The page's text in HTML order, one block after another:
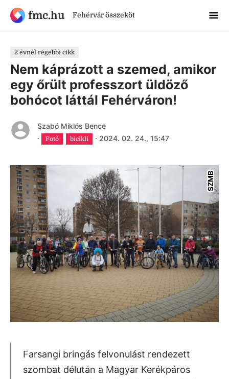
fmc.hu Fehérvár összeköt
2 évnél régebbi cikk
Nem káprázott a szemed, amikor
egy őrült professzort üldöző
bohócot láttál Fehérváron!
Szabó Miklós Bence
·
Fotó bicikli · 2024. 02. 24., 15:47
SZMB
Farsangi bringás felvonulást rendezett
szombat délután a Magyar Kerékpáros